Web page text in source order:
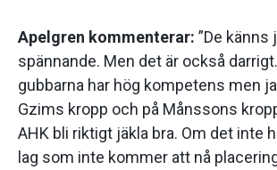
Apelgren kommenterar: ”De känns
spännande. Men det är också
gubbarna har hög kompetens men
Gzims kropp och på Månssons
AHK bli riktigt jäkla bra. Om det inte
lag som inte kommer att nå